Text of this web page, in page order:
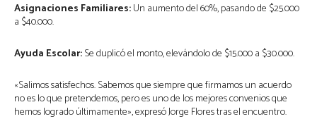
Asignaciones Familiares:Un aumento del 60%, pasando de $25.000
a $40.000.
Ayuda Escolar:Se duplicó el monto, elevándolo de $15.000 a $30.000.
«Salimos satisfechos. Sabemos que siempre que firmamos un acuerdo
no es lo que pretendemos, pero es uno de los mejores convenios que
hemos logrado últimamente», expresó Jorge Flores tras el encuentro.